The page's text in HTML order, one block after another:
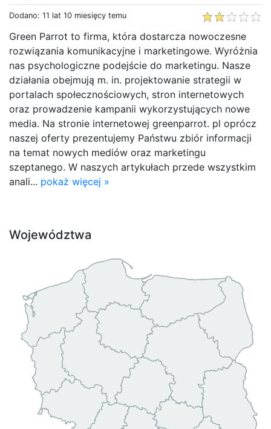
Dodano: 11 lat 10 miesięcy temu
Green Parrot to firma, która dostarcza nowoczesne
rozwiązania komunikacyjne i marketingowe. Wyróżnia
nas psychologiczne podejście do marketingu. Nasze
działania obejmują m. in. projektowanie strategii w
portalach społecznościowych, stron internetowych
oraz prowadzenie kampanii wykorzystujących nowe
media. Na stronie internetowej greenparrot. pl oprócz
naszej oferty prezentujemy Państwu zbiór informacji
na temat nowych mediów oraz marketingu
szeptanego. W naszych artykułach przede wszystkim
anali... pokaż więcej »
Województwa